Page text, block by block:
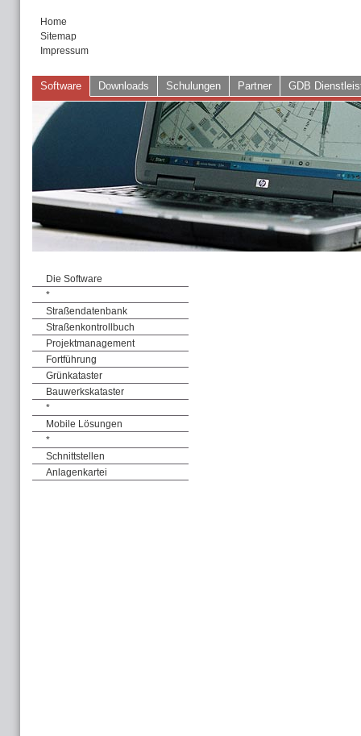
Home
Sitemap
Impressum
Software Downloads Schulungen Partner GDB
Die Software
*
Straßendatenbank
Straßenkontrollbuch
Projektmanagement
Fortführung
Grünkataster
Bauwerkskataster
*
Mobile Lösungen
*
Schnittstellen
Anlagenkartei